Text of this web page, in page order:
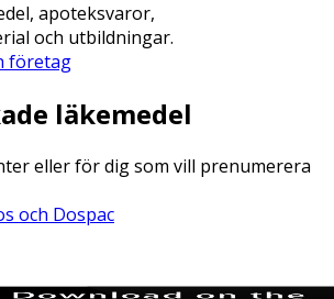
apoteksvaror,
och utbildningar.
företag
läkemedel
eller för dig som vill prenumerera
och Dospac